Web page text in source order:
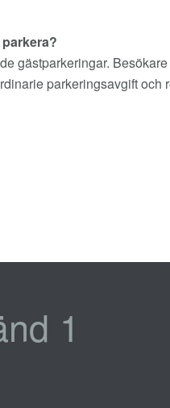
gästparkeringar.
parkeringsavgift och
1